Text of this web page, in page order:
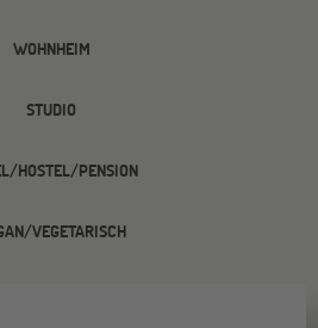
WOHNHEIM
STUDIO
HOSTEL/PENSION
VEGETARISCH